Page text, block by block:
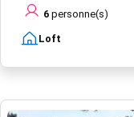
6 personne(s)
Loft